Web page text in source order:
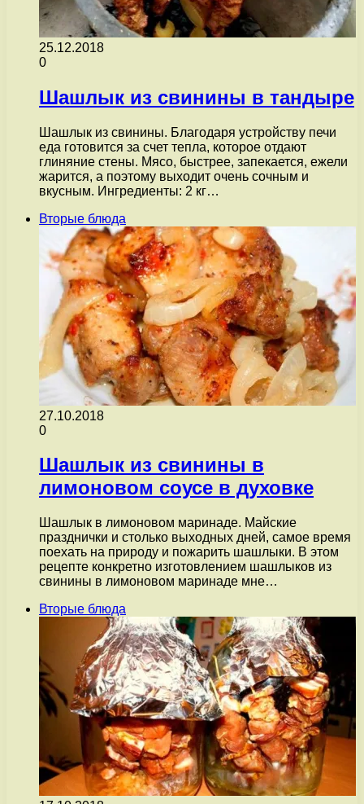
25.12.2018
0
Шашлык из свинины в тандыре
Шашлык из свинины. Благодаря устройству печи
еда готовится за счет тепла, которое отдают
глиняние стены. Мясо, быстрее, запекается, ежели
жарится, а поэтому выходит очень сочным и
вкусным. Ингредиенты: 2 кг…
Вторые блюда
27.10.2018
0
Шашлык из свинины в
лимоновом соусе в духовке
Шашлык в лимоновом маринаде. Майские
празднички и столько выходных дней, самое время
поехать на природу и пожарить шашлыки. В этом
рецепте конкретно изготовлением шашлыков из
свинины в лимоновом маринаде мне…
Вторые блюда